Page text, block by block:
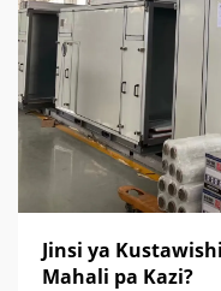
Jinsi ya
Mahali pa Kazi?